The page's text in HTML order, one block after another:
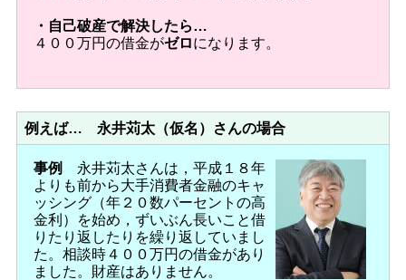
・自己破産で解決したら…
４００万円の借金がゼロになります。
例えば… 永井苅太（仮名）さんの場合
事例
永井苅太さんは，平成１８年
よりも前から大手消費者金融のキャ
ッシング（年２０数パーセントの高
金利）を始め，ずいぶん長いこと借
りたり返したりを繰り返していまし
た。相談時４００万円の借金があり
ました。財産はありません。